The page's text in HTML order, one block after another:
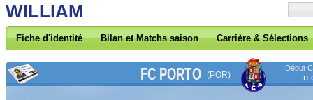
WILLIAM
Fiche d'identité Bilan et Matchs saison Carrière & Sélections
FC PORTO (POR)
Début